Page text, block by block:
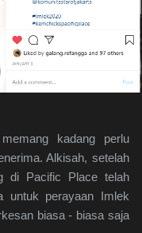
kadang perlu
Alkisah, setelah
di Pacific Place telah
untuk perayaan Imlek
biasa - biasa saja